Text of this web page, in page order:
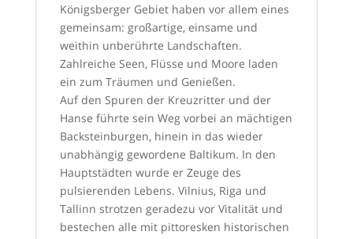
Königsberger Gebiet haben vor allem eines
gemeinsam: großartige, einsame und
weithin unberührte Landschaften.
Zahlreiche Seen, Flüsse und Moore laden
ein zum Träumen und Genießen.
Auf den Spuren der Kreuzritter und der
Hanse führte sein Weg vorbei an mächtigen
Backsteinburgen, hinein in das wieder
unabhängig gewordene Baltikum. In den
Hauptstädten wurde er Zeuge des
pulsierenden Lebens. Vilnius, Riga und
Tallinn strotzen geradezu vor Vitalität und
bestechen alle mit pittoresken historischen